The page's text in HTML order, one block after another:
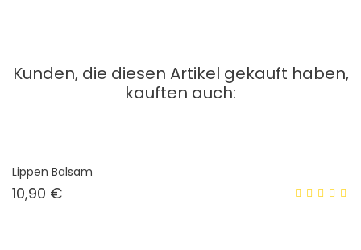
Kunden, die diesen Artikel gekauft haben,
kauften auch:
Lippen Balsam
10,90 €Preis